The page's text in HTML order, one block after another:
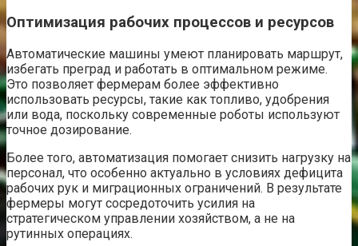
Оптимизация рабочих процессов и ресурсов
Автоматические машины умеют планировать маршрут,
избегать преград и работать в оптимальном режиме.
Это позволяет фермерам более эффективно
использовать ресурсы, такие как топливо, удобрения
или вода, поскольку современные роботы используют
точное дозирование.
Более того, автоматизация помогает снизить нагрузку на
персонал, что особенно актуально в условиях дефицита
рабочих рук и миграционных ограничений. В результате
фермеры могут сосредоточить усилия на
стратегическом управлении хозяйством, а не на
рутинных операциях.